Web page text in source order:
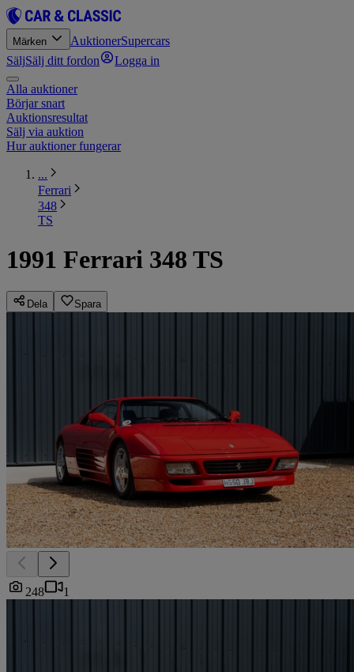
Märken AuktionerSupercars
SäljSälj ditt fordon Logga in
Alla auktioner
Börjar snart
Auktionsresultat
Sälj via auktion
Hur auktioner fungerar
...
Ferrari
348
TS
1991 Ferrari 348 TS
Dela Spara
248 1